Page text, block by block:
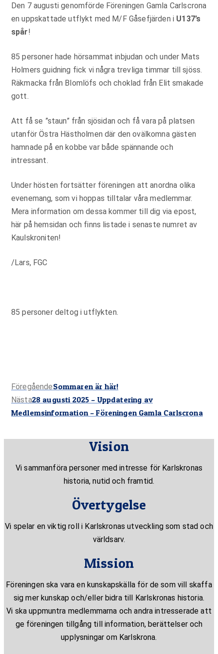
Den 7 augusti genomförde Föreningen Gamla Carlscrona
en uppskattade utflykt med M/F Gåsefjärden i U137’s
spår!
85 personer hade hörsammat inbjudan och under Mats
Holmers guidning fick vi några trevliga timmar till sjöss.
Räkmacka från Blomlöfs och choklad från Elit smakade
gott.
Att få se ”staun” från sjösidan och få vara på platsen
utanför Östra Hästholmen där den ovälkomna gästen
hamnade på en kobbe var både spännande och
intressant.
Under hösten fortsätter föreningen att anordna olika
evenemang, som vi hoppas tilltalar våra medlemmar.
Mera information om dessa kommer till dig via epost,
här på hemsidan och finns listade i senaste numret av
Kaulskroniten!
/Lars, FGC
85 personer deltog i utflykten.
FöregåendeFöregående
inlägg:
Sommaren är här!
NästaNästa
inlägg:
28 augusti 2025 – Uppdatering av
Medlemsinformation – Föreningen Gamla Carlscrona
Vision
Vi sammanföra personer med intresse för Karlskronas
historia, nutid och framtid.
Övertygelse
Vi spelar en viktig roll i Karlskronas utveckling som stad och
världsarv.
Mission
Föreningen ska vara en kunskapskälla för de som vill skaffa
sig mer kunskap och/eller bidra till Karlskronas historia.
Vi ska uppmuntra medlemmarna och andra intresserade att
ge föreningen tillgång till information, berättelser och
upplysningar om Karlskrona.